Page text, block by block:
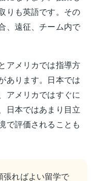
りも英語です。その
、遠征、チーム内で
アメリカでは指導方
あります。日本では
アメリカではすぐに
日本ではあまり目立
で評価されることも
張ればよい留学で